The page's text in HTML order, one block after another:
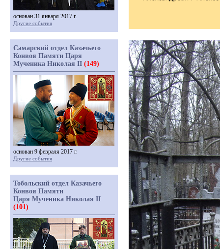
основан 31 января 2017 г.
Другие события
Самарский отдел Казачьего
Конвоя Памяти Царя
Мученика Николая II (149)
основан 9 февраля 2017 г.
Другие события
Тобольский отдел Казачьего
Конвоя Памяти
Царя Мученика Николая II
(101)